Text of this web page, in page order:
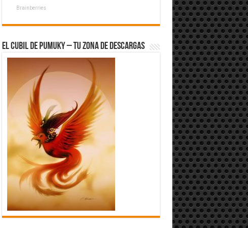
Brainberries
El Cubil de Pumuky – Tu zona de Descargas